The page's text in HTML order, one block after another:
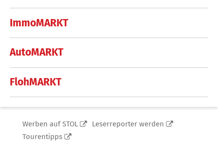
ImmoMARKT
AutoMARKT
FlohMARKT
Werben auf STOL
Leserreporter werden
Tourentipps